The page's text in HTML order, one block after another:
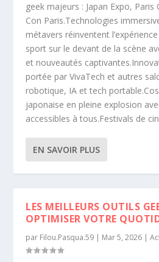
geek majeurs : Japan Expo,
Con Paris.Technologies
métavers réinventent
sport sur le devant de la scène
et nouveautés
portée par VivaTech et autres
robotique, IA et tech
japonaise en pleine explosion
accessibles à tous.Festivals de
EN SAVOIR PLUS
LES MEILLEURS OUTILS
OPTIMISER VOTRE
par Filou.Pasqua.59 | Mar 5, 2026 |